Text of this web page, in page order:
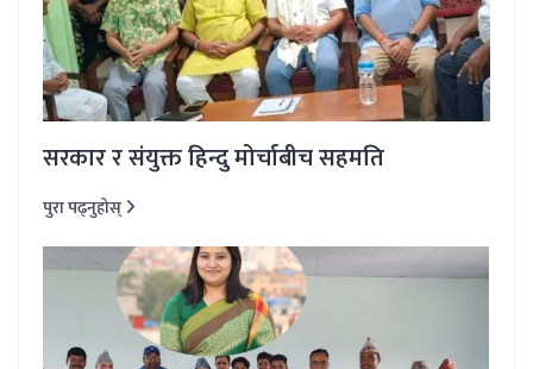
सरकार र संयुक्त हिन्दु मोर्चाबीच सहमति
पुरा पढ्नुहोस्